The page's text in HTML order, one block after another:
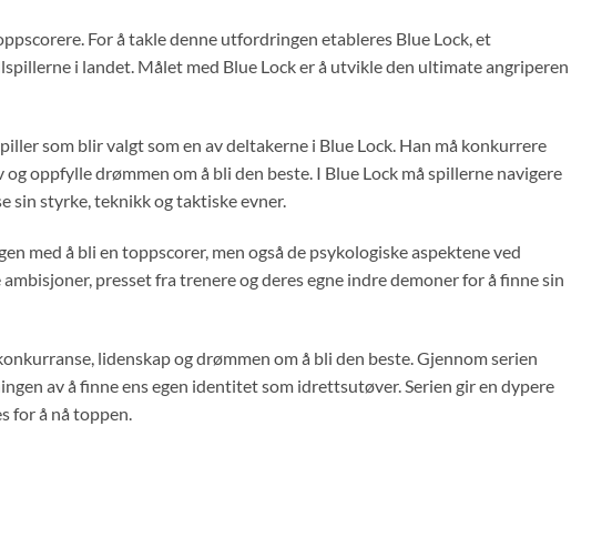
For å takle denne utfordringen etableres Blue Lock, et
i landet. Målet med Blue Lock er å utvikle den ultimate angriperen
som blir valgt som en av deltakerne i Blue Lock. Han må konkurrere
oppfylle drømmen om å bli den beste. I Blue Lock må spillerne navigere
sin styrke, teknikk og taktiske evner.
med å bli en toppscorer, men også de psykologiske aspektene ved
presset fra trenere og deres egne indre demoner for å finne sin
lidenskap og drømmen om å bli den beste. Gjennom serien
av å finne ens egen identitet som idrettsutøver. Serien gir en dypere
for å nå toppen.